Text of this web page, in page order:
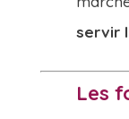
servir
Les